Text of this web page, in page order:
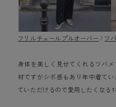
フリルチュールプルオーバー / ツ
身体を美しく見せてくれるツバ
材ですがシボ感もあり年中着て
ていただけるので愛用したくなる1